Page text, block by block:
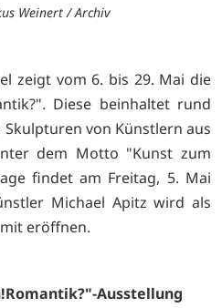
Weinert / Archiv
zeigt vom 6. bis 29. Mai die
Diese beinhaltet rund
von Künstlern aus
dem Motto "Kunst zum
findet am Freitag, 5. Mai
Michael Apitz wird als
eröffnen.
Ausstellung